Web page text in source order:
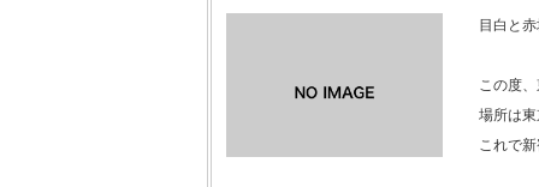
目白と
この度
場所は東
これで